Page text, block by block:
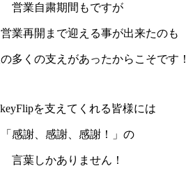
営業自粛期間もですが
業再開まで迎える事が出来たのも
多くの支えがあったからこそです！
を支えてくれる皆様には
「感謝、感謝、感謝！」 の
言葉しかありません！